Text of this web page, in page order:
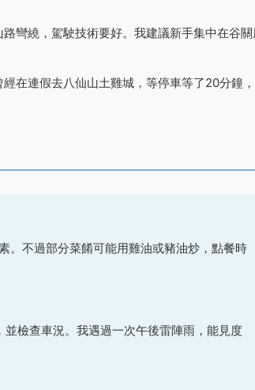
彎繞，駕駛技術要好。我建議新手集中在谷
在連假去八仙山土雞城，等停車等了20分鐘，
。不過部分菜餚可能用雞油或豬油炒，點餐時
檢查車況。我遇過一次午後雷陣雨，能見度